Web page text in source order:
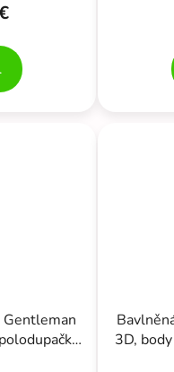
Gentleman
3D,